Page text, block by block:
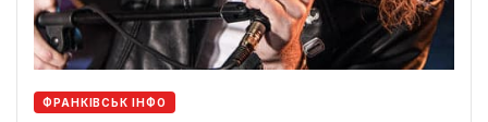
ФРАНКІВСЬК ІНФО